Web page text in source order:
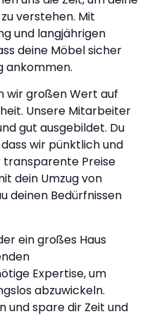
verstehen. Mit
und langjährigen
deine Möbel sicher
ankommen.
wir großen Wert auf
Unsere Mitarbeiter
gut ausgebildet. Du
wir pünktlich und
transparente Preise
dein Umzug von
deinen Bedürfnissen
ein großes Haus
Expertise, um
abzuwickeln.
und spare dir Zeit und